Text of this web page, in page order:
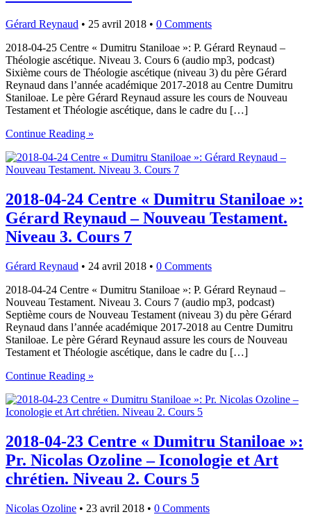
Gérard Reynaud • 25 avril 2018 • 0 Comments
2018-04-25 Centre « Dumitru Staniloae »: P. Gérard Reynaud –
Théologie ascétique. Niveau 3. Cours 6 (audio mp3, podcast)
Sixième cours de Théologie ascétique (niveau 3) du père Gérard
Reynaud dans l’année académique 2017-2018 au Centre Dumitru
Staniloae. Le père Gérard Reynaud assure les cours de Nouveau
Testament et Théologie ascétique, dans le cadre du […]
Continue Reading »
2018-04-24 Centre « Dumitru Staniloae »:
Gérard Reynaud – Nouveau Testament.
Niveau 3. Cours 7
Gérard Reynaud • 24 avril 2018 • 0 Comments
2018-04-24 Centre « Dumitru Staniloae »: P. Gérard Reynaud –
Nouveau Testament. Niveau 3. Cours 7 (audio mp3, podcast)
Septième cours de Nouveau Testament (niveau 3) du père Gérard
Reynaud dans l’année académique 2017-2018 au Centre Dumitru
Staniloae. Le père Gérard Reynaud assure les cours de Nouveau
Testament et Théologie ascétique, dans le cadre du […]
Continue Reading »
2018-04-23 Centre « Dumitru Staniloae »:
Pr. Nicolas Ozoline – Iconologie et Art
chrétien. Niveau 2. Cours 5
Nicolas Ozoline • 23 avril 2018 • 0 Comments